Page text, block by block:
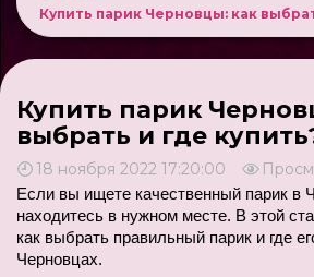
Купить парик Черновцы: как
Купить парик
выбрать и где
18 ноября 2022 17:20:00
Если вы ищете качественный парик в
находитесь в нужном месте. В этой
как выбрать правильный парик и где
Черновцах.